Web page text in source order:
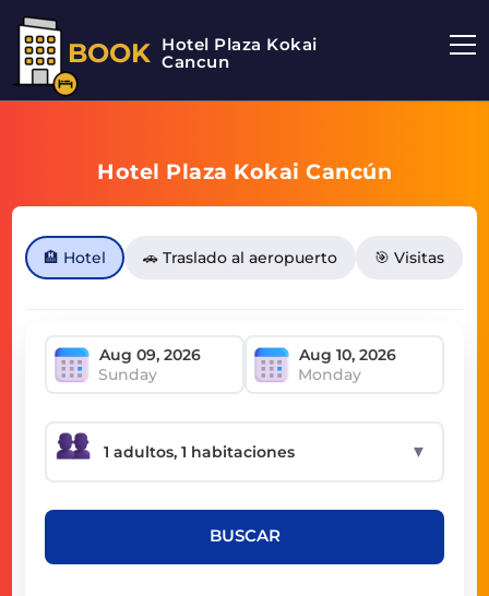
BOOK Hotel Plaza Kokai
Cancun
Hotel Plaza Kokai Cancún
🏨 Hotel 🚗 Traslado al aeropuerto 🎯 Visitas
Sunday Monday
▼
BUSCAR